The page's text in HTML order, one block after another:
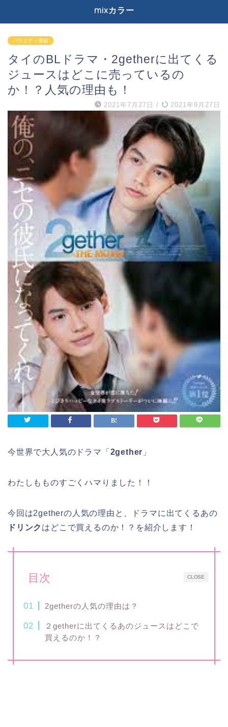
mixカラー
バラエティ番組
タイのBLドラマ・2getherに出てくる
ジュースはどこに売っているの
か！？人気の理由も！
2021年7月27日 / 2021年9月27日
今世界で大人気のドラマ「 2gether 」
わたしもものすごくハマりました！！
今回は2getherの人気の理由と、ドラマに出てくるあの
ドリンク はどこで買えるのか！？を紹介します！
CLOSE
目次
2getherの人気の理由は？
２getherに出てくるあのジュースはどこで
買えるのか！？